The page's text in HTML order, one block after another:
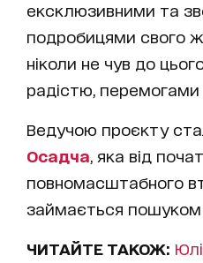
ексклюзивними та
подробицями свого
ніколи не чув до
радістю, перемогами
Ведучою проєкту
Осадча , яка від
повномасштабного
займається пошуком
ЧИТАЙТЕ ТАКОЖ: